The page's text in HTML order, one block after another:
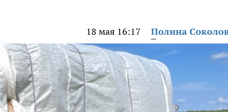
18 мая 16:17 Полина